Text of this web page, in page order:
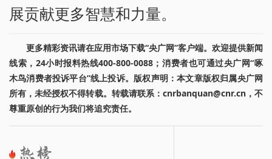
展贡献更多智慧和力量。
更多精彩资讯请在应用市场下载“央广网”客户端。欢迎提供新闻
线索，24小时报料热线400-800-0088；消费者也可通过央广网“啄
木鸟消费者投诉平台”线上投诉。版权声明：本文章版权归属央广网
所有，未经授权不得转载。转载请联系：cnrbanquan@cnr.cn，不
尊重原创的行为我们将追究责任。